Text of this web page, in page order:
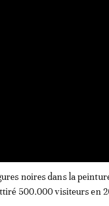
noires dans la
500.000 visiteurs en